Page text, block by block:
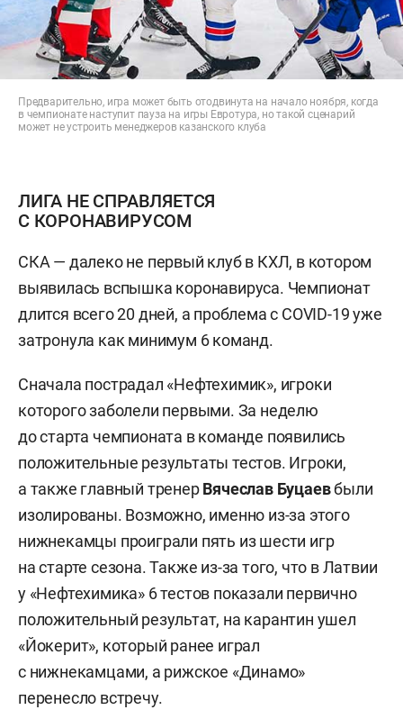
Предварительно, игра может быть отодвинута на начало ноября, когда
в чемпионате наступит пауза на игры Евротура, но такой сценарий
может не устроить менеджеров казанского клуба
ЛИГА НЕ СПРАВЛЯЕТСЯ
С КОРОНАВИРУСОМ
СКА — далеко не первый клуб в КХЛ, в котором
выявилась вспышка коронавируса. Чемпионат
длится всего 20 дней, а проблема с COVID-19 уже
затронула как минимум 6 команд.
Сначала пострадал «Нефтехимик», игроки
которого заболели первыми. За неделю
до старта чемпионата в команде появились
положительные результаты тестов. Игроки,
а также главный тренерВячеслав Буцаевбыли
изолированы. Возможно, именно из-за этого
нижнекамцы проиграли пять из шести игр
на старте сезона. Также из-за того, что в Латвии
у «Нефтехимика» 6 тестов показали первично
положительный результат, на карантин ушел
«Йокерит», который ранее играл
с нижнекамцами, а рижское «Динамо»
перенесло встречу.